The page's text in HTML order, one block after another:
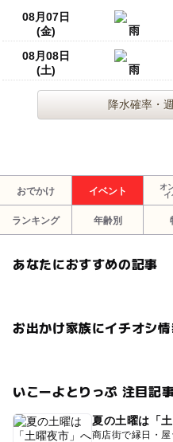
08月07日
(金)
雨
08月08日
(土)
雨
降水確率・
おでかけ イベント
オ
イ
ランキング 年齢別
あなたにおすすめの記事
お出かけ家族にイチオシ
いこーよとりっぷ 注目記
夏の土曜は「
商店街で縁日・屋